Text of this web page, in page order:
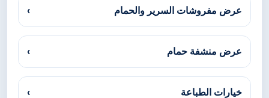
عرض مفروشات السرير والحمام ›
عرض منشفة حمام ›
خيارات الطباعة ›